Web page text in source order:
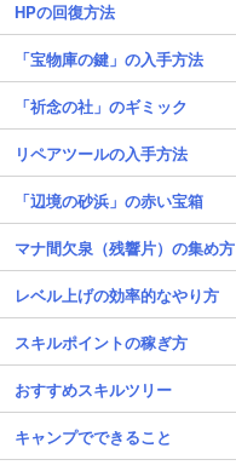
HPの回復方法
「宝物庫の鍵」の入手方法
「祈念の社」のギミック
リペアツールの入手方法
「辺境の砂浜」の赤い宝箱
マナ間欠泉（残響片）の集め方
レベル上げの効率的なやり方
スキルポイントの稼ぎ方
おすすめスキルツリー
キャンプでできること